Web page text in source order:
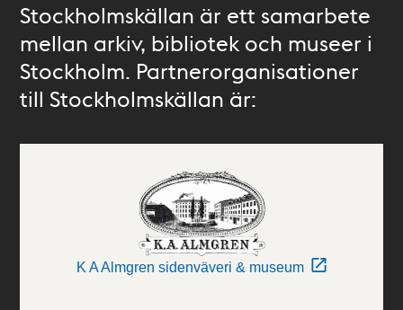
Stockholmskällan är ett samarbete
mellan arkiv, bibliotek och museer i
Stockholm. Partnerorganisationer
till Stockholmskällan är:
K A Almgren sidenväveri & museum